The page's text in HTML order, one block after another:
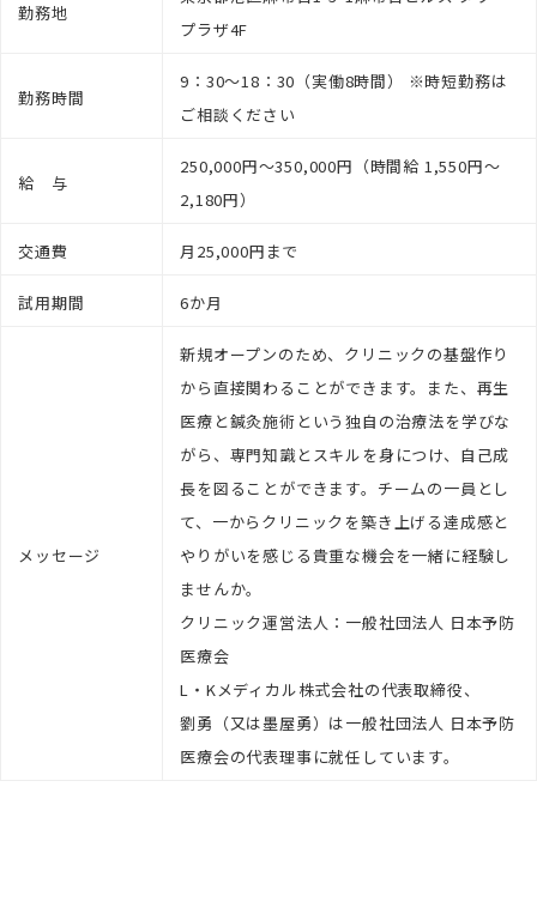
勤務地
プラザ4F
勤務時間
9：30～18：30（実働8時間） ※時短勤務は
ご相談ください
給 与
250,000円～350,000円（時間給 1,550円～
2,180円）
交通費 月25,000円まで
試用期間 6か月
メッセージ
新規オープンのため、クリニックの基盤作り
から直接関わることができます。また、再生
医療と鍼灸施術という独自の治療法を学びな
がら、専門知識とスキルを身につけ、自己成
長を図ることができます。チームの一員とし
て、一からクリニックを築き上げる達成感と
やりがいを感じる貴重な機会を一緒に経験し
ませんか。
クリニック運営法人：一般社団法人 日本予防
医療会
L・Kメディカル株式会社の代表取締役、
劉勇（又は墨屋勇）は一般社団法人 日本予防
医療会の代表理事に就任しています。